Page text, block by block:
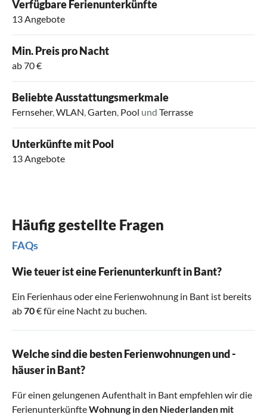
Verfügbare Ferienunterkünfte
13 Angebote
Min. Preis pro Nacht
ab 70 €
Beliebte Ausstattungsmerkmale
Fernseher,WLAN,Garten, Pool und Terrasse
Unterkünfte mit Pool
13 Angebote
Häufig gestellte Fragen
FAQs
Wie teuer ist eine Ferienunterkunft in Bant?
Ein Ferienhaus oder eine Ferienwohnung in Bant ist bereits
ab70€ für eine Nacht zu buchen.
Welche sind die besten Ferienwohnungen und -
häuser in Bant?
Für einen gelungenen Aufenthalt in Bant empfehlen wir die
FerienunterkünfteWohnung in den Niederlanden mit